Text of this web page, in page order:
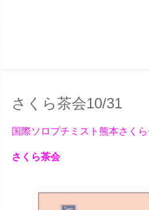
さくら茶会10/31
国際ソロプチミスト熊本さく
さくら茶会